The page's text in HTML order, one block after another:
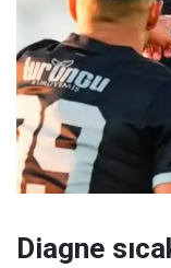
Diagne